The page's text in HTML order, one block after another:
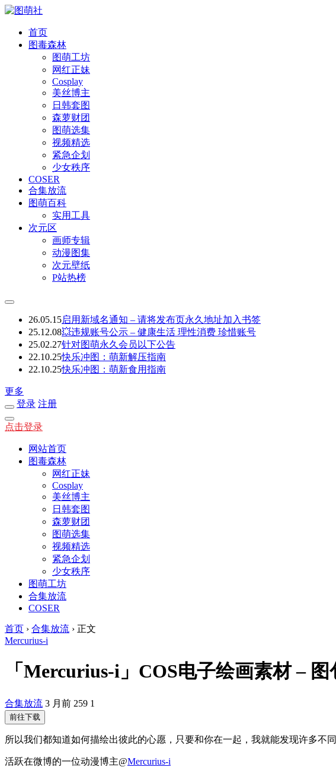
首页
图毒森林
图萌工坊
网红正妹
Cosplay
美丝博主
日韩套图
森萝财团
图萌选集
视频精选
紧急企划
少女秩序
COSER
合集放流
图萌百科
实用工具
次元区
画师专辑
动漫图集
次元壁纸
P站热榜
26.05.15启用新域名通知 – 请将发布页永久地址加入书签
25.12.08💥违规账号公示 – 健康生活 理性消费 珍惜账号
25.02.27针对图萌永久会员以下公告
22.10.25快乐冲图：萌新解压指南
22.10.25快乐冲图：萌新食用指南
更多
登录 注册
点击登录
网站首页
图毒森林
网红正妹
Cosplay
美丝博主
日韩套图
森萝财团
图萌选集
视频精选
紧急企划
少女秩序
图萌工坊
合集放流
COSER
首页 › 合集放流 › 正文
Mercurius-i
「Mercurius-i」COS电子绘画素材 –
合集放流 3 月前 259 1
前往下载
所以我们都知道如何描绘出彼此的心愿，只要和你在一起，我就能发现许多不
活跃在微博的一位动漫博主@Mercurius-i